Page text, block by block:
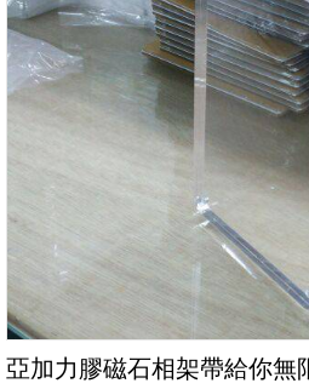
亞加力膠磁石相架帶給你無